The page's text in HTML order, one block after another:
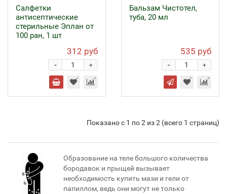
Салфетки
антисептические
стерильные Эплан от
100 ран, 1 шт
312 руб
+
-
Бальзам Чистотел,
туба, 20 мл
535 руб
+
-
Показано с 1 по 2 из 2 (всего 1 страниц)
Образование на теле большого количества
бородавок и прыщей вызывает
необходимость купить мази и гели от
папиллом, ведь они могут не только